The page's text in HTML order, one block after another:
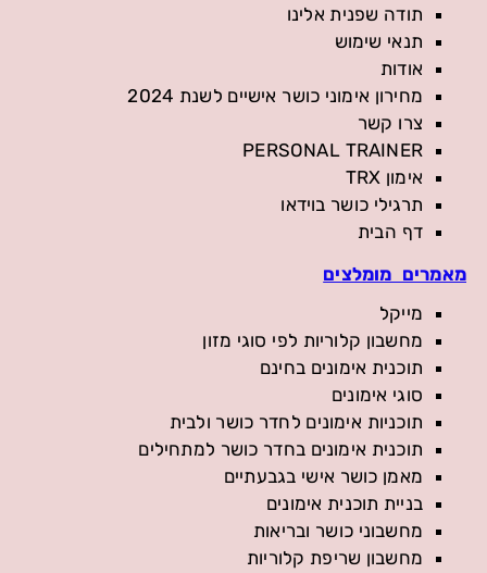
תודה שפנית אלינו
תנאי שימוש
אודות
מחירון אימוני כושר אישיים לשנת 2024
צרו קשר
PERSONAL TRAINER
אימון TRX
תרגילי כושר בוידאו
דף הבית
מאמרים מומלצים
מייקל
מחשבון קלוריות לפי סוגי מזון
תוכנית אימונים בחינם
סוגי אימונים
תוכניות אימונים לחדר כושר ולבית
תוכנית אימונים בחדר כושר למתחילים
מאמן כושר אישי בגבעתיים
בניית תוכנית אימונים
מחשבוני כושר ובריאות
מחשבון שריפת קלוריות